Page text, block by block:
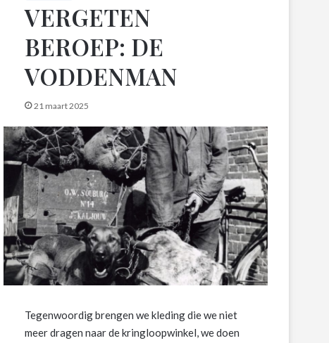
VERGETEN
BEROEP: DE
VODDENMAN
21 maart 2025
Tegenwoordig brengen we kleding die we niet
meer dragen naar de kringloopwinkel, we doen